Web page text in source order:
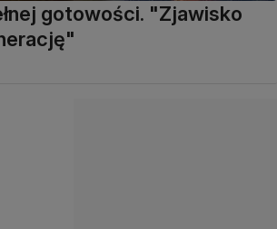
gotowości. "Zjawisko